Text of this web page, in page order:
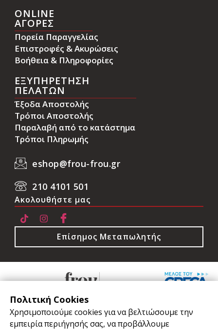
ONLINE
ΑΓΟΡΕΣ
Πορεία Παραγγελίας
Επιστροφές & Ακυρώσεις
Βοήθεια & Πληροφορίες
ΕΞΥΠΗΡΕΤΗΣΗ
ΠΕΛΑΤΩΝ
Έξοδα Αποστολής
Τρόποι Αποστολής
Παραλαβή από το κατάστημα
Τρόποι Πληρωμής
eshop@frou-frou.gr
210 4101 501
Ακολουθήστε μας
Επίσημος Μεταπωλητής
Πολιτική Cookies
Χρησιμοποιούμε cookies για να βελτιώσουμε την
εμπειρία περιήγησής σας, να προβάλλουμε